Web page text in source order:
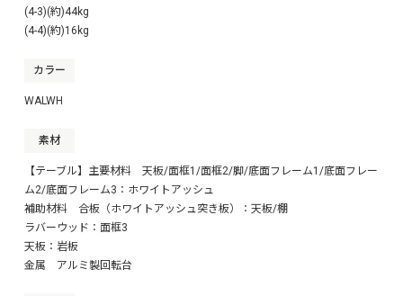
(4-3)(約)44kg
(4-4)(約)16kg
カラー
WALWH
素材
【テーブル】主要材料 天板/面框1/面框2/脚/底面フレーム1/底面フレー
ム2/底面フレーム3：ホワイトアッシュ
補助材料 合板（ホワイトアッシュ突き板）：天板/棚
ラバーウッド：面框3
天板：岩板
金属 アルミ製回転台